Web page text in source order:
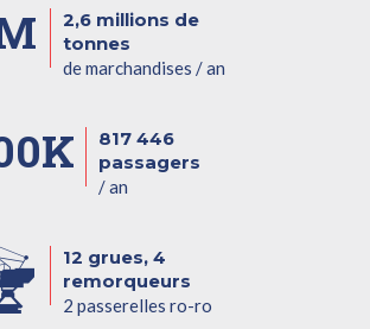
2,6 millions de
tonnes
de marchandises / an
817 446
passagers
/ an
12 grues, 4
remorqueurs
2 passerelles ro-ro